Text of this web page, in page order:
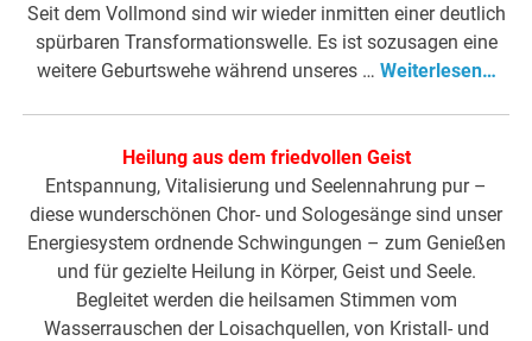
Seit dem Vollmond sind wir wieder inmitten einer deutlich
spürbaren Transformationswelle. Es ist sozusagen eine
weitere Geburtswehe während unseres … Weiterlesen…
Heilung aus dem friedvollen Geist
Entspannung, Vitalisierung und Seelennahrung pur –
diese wunderschönen Chor- und Sologesänge sind unser
Energiesystem ordnende Schwingungen – zum Genießen
und für gezielte Heilung in Körper, Geist und Seele.
Begleitet werden die heilsamen Stimmen vom
Wasserrauschen der Loisachquellen, von Kristall- und